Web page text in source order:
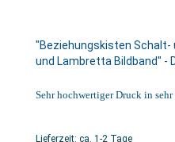
"Beziehungskisten Schalt-
und Lambretta Bildband" -
Sehr hochwertiger Druck in
Lieferzeit: ca. 1-2 Tage